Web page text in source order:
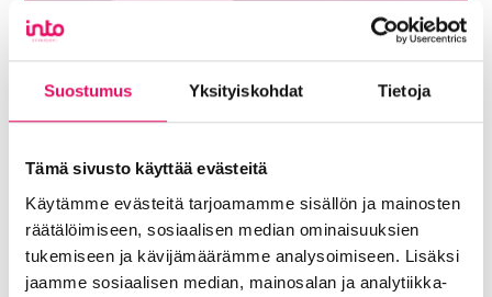
Suostumus Yksityiskohdat Tietoja
Tämä sivusto käyttää evästeitä
Käytämme evästeitä tarjoamamme sisällön ja mainosten
räätälöimiseen, sosiaalisen median ominaisuuksien
tukemiseen ja kävijämäärämme analysoimiseen. Lisäksi
jaamme sosiaalisen median, mainosalan ja analytiikka-
Joka ideasta ei tule yritystä, mutta joka
idea kannattaa jumpata
Liikeidea ja yrityksen perustaminen,
Liiketoiminnan valmennukset, Uutiset,
Yritysneuvonta
08.05.2026